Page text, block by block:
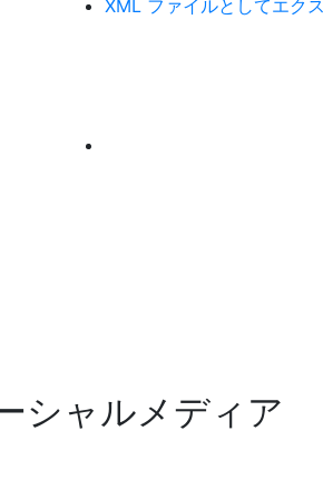
XML ファイルとしてエク
シャルメディア